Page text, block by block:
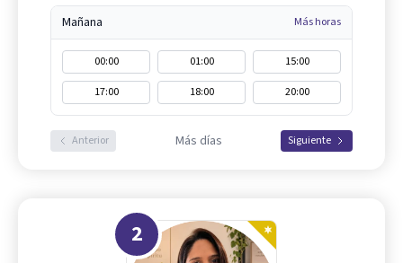
Mañana Más horas
00:00 01:00
15:00
17:00
18:00 20:00
Anterior Más días Siguiente
2